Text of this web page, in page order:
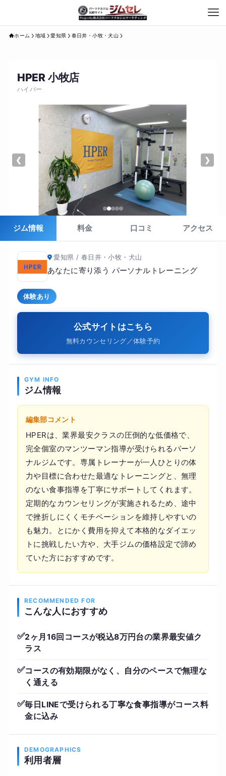
ホーム 地域 愛知県 春日井・小牧・犬山
HPER 小牧店
ハイパー
❮ ❯
ジム情報 料金 口コミ アクセス
愛知県 / 春日井・小牧・犬山
あなたに寄り添う パーソナルトレーニング
体験あり
公式サイトはこちら
無料カウンセリング／体験予約
GYM INFO
ジム情報
編集部コメント
HPERは、業界最安クラスの圧倒的な低価格で、
完全個室のマンツーマン指導が受けられるパーソ
ナルジムです。専属トレーナーが一人ひとりの体
力や目標に合わせた最適なトレーニングと、無理
のない食事指導を丁寧にサポートしてくれます。
定期的なカウンセリングが実施されるため、途中
で挫折しにくくモチベーションを維持しやすいの
も魅力。とにかく費用を抑えて本格的なダイエッ
トに挑戦したい方や、大手ジムの価格設定で諦め
ていた方におすすめです。
RECOMMENDED FOR
こんな人におすすめ
✅2ヶ月16回コースが税込8万円台の業界最安値ク
ラス
✅コースの有効期限がなく、自分のペースで無理な
く通える
✅毎日LINEで受けられる丁寧な食事指導がコース料
金に込み
DEMOGRAPHICS
利用者層